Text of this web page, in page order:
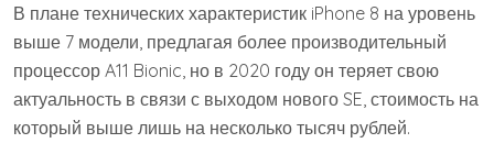
В плане технических характеристик iPhone 8 на уровень
выше 7 модели, предлагая более производительный
процессор A11 Bionic, но в 2020 году он теряет свою
актуальность в связи с выходом нового SE, стоимость на
который выше лишь на несколько тысяч рублей.